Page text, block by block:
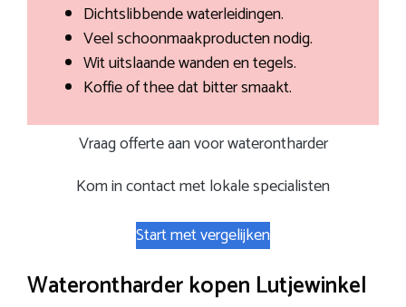
Dichtslibbende waterleidingen.
Veel schoonmaakproducten nodig.
Wit uitslaande wanden en tegels.
Koffie of thee dat bitter smaakt.
Vraag offerte aan voor waterontharder
Kom in contact met lokale specialisten
Start met vergelijken
Waterontharder kopen Lutjewinkel